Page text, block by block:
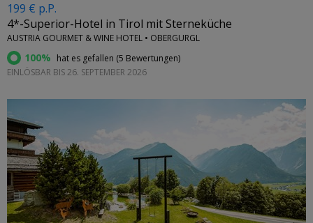
199 € p.P.
4*-Superior-Hotel in Tirol mit Sterneküche
AUSTRIA GOURMET & WINE HOTEL • OBERGURGL
100% hat es gefallen (5 Bewertungen)
EINLÖSBAR BIS 26. SEPTEMBER 2026
←